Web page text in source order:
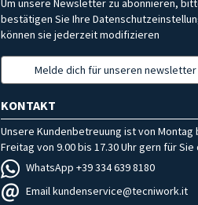
Um unsere Newsletter zu abonnieren,
bestätigen Sie Ihre
können sie jederzeit modifizieren
Melde dich für unseren newsletter
KONTAKT
Unsere Kundenbetreuung ist von Montag
Freitag von 9.00 bis 17.30 Uhr gern für Sie
WhatsApp +39 334 639 8180
Email kundenservice@tecniwork.it